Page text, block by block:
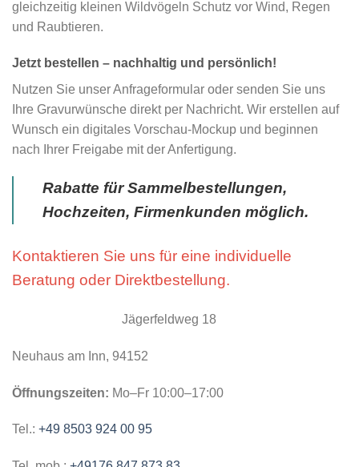
gleichzeitig kleinen Wildvögeln Schutz vor Wind, Regen
und Raubtieren.
Jetzt bestellen – nachhaltig und persönlich!
Nutzen Sie unser Anfrageformular oder senden Sie uns
Ihre Gravurwünsche direkt per Nachricht. Wir erstellen auf
Wunsch ein digitales Vorschau-Mockup und beginnen
nach Ihrer Freigabe mit der Anfertigung.
Rabatte für Sammelbestellungen,
Hochzeiten, Firmenkunden möglich.
Kontaktieren Sie uns für eine individuelle
Beratung oder Direktbestellung.
Jägerfeldweg 18
Neuhaus am Inn, 94152
Öffnungszeiten: Mo–Fr 10:00–17:00
Tel.: +49 8503 924 00 95